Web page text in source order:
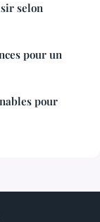
selon
pour un
pour